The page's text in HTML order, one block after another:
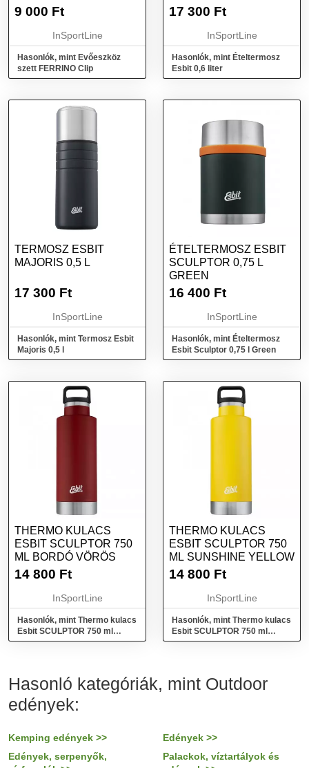
9 000 Ft
InSportLine
Hasonlók, mint Evőeszköz
szett FERRINO Clip
17 300 Ft
InSportLine
Hasonlók, mint Ételtermosz
Esbit 0,6 liter
TERMOSZ ESBIT
MAJORIS 0,5 L
17 300 Ft
InSportLine
Hasonlók, mint Termosz Esbit
Majoris 0,5 l
ÉTELTERMOSZ ESBIT
SCULPTOR 0,75 L
GREEN
16 400 Ft
InSportLine
Hasonlók, mint Ételtermosz
Esbit Sculptor 0,75 l Green
THERMO KULACS
ESBIT SCULPTOR 750
ML BORDÓ VÖRÖS
14 800 Ft
InSportLine
Hasonlók, mint Thermo kulacs
Esbit SCULPTOR 750 ml
Bordó Vörös
THERMO KULACS
ESBIT SCULPTOR 750
ML SUNSHINE YELLOW
14 800 Ft
InSportLine
Hasonlók, mint Thermo kulacs
Esbit SCULPTOR 750 ml
Sunshine Yellow
Hasonló kategóriák, mint Outdoor
edények:
Kemping edények >>
Edények >>
Edények, serpenyők,
Palackok, víztartályok és